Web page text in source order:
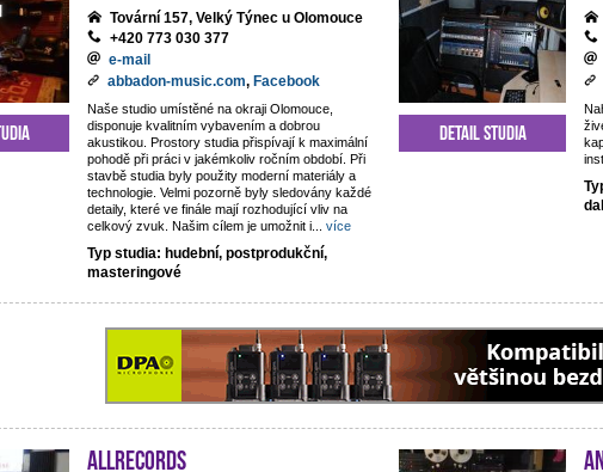
Tovární 157, Velký Týnec u Olomouce
+420 773 030 377
e-mail
abbadon-music.com, Facebook
Naše studio umístěné na okraji Olomouce,
disponuje kvalitním vybavením a dobrou
akustikou. Prostory studia přispívají k maximální
pohodě při práci v jakémkoliv ročním období. Při
stavbě studia byly použity moderní materiály a
technologie. Velmi pozorně byly sledovány každé
detaily, které ve finále mají rozhodující vliv na
celkový zvuk. Našim cílem je umožnit i
více
Typ studia: hudební, postprodukční,
masteringové
Detail studia
AllRecords